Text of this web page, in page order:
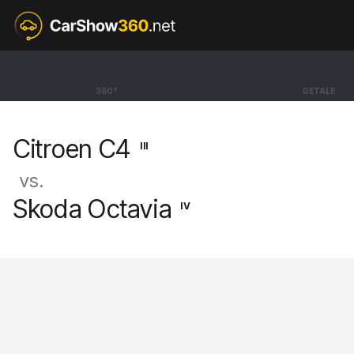
360° DETALE
Citroen C4
Citroen C4 III
vs.
Skoda Octavia IV